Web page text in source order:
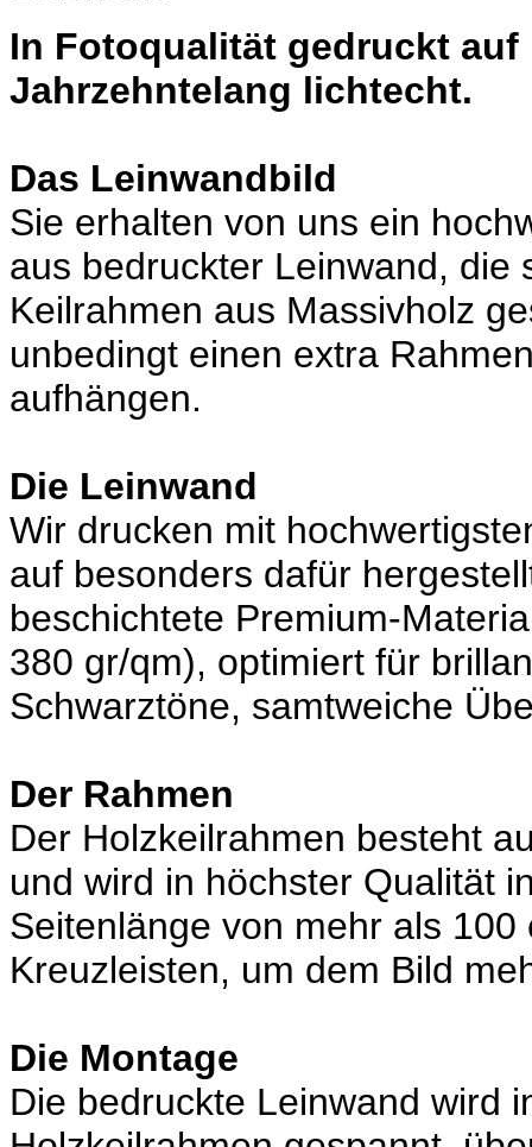
In Fotoqualität gedruckt
Jahrzehntelang lichtecht.
Das Leinwandbild
Sie erhalten von uns ein
aus bedruckter Leinwand, die
Keilrahmen aus Massivholz
unbedingt einen extra
aufhängen.
Die Leinwand
Wir drucken mit
auf besonders dafür
beschichtete Premium-
380 gr/qm), optimiert für
Schwarztöne, samtweiche
Der Rahmen
Der Holzkeilrahmen besteht
und wird in höchster Qualität
Seitenlänge von mehr als
Kreuzleisten, um dem Bild
Die Montage
Die bedruckte Leinwand wird